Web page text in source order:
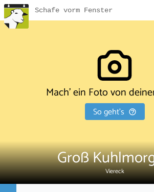
Schafe vorm Fenster
Mach' ein Foto von
So geht's
Groß
Viereck